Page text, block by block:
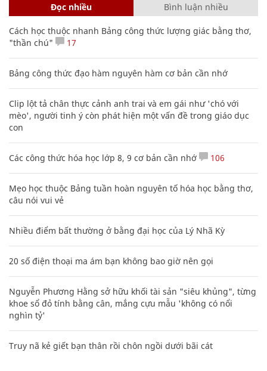
Đọc nhiều Bình luận nhiều
Cách học thuộc nhanh Bảng công thức lượng giác bằng thơ,
"thần chú"
17
Bảng công thức đạo hàm nguyên hàm cơ bản cần nhớ
Clip lột tả chân thực cảnh anh trai và em gái như 'chó với
mèo', người tinh ý còn phát hiện một vấn đề trong giáo dục
con
Các công thức hóa học lớp 8, 9 cơ bản cần nhớ 106
Mẹo học thuộc Bảng tuần hoàn nguyên tố hóa học bằng thơ,
câu nói vui vẻ
Nhiều điểm bất thường ở bằng đại học của Lý Nhã Kỳ
20 số điện thoại ma ám bạn không bao giờ nên gọi
Nguyễn Phương Hằng sở hữu khối tài sản "siêu khủng", từng
khoe sổ đỏ tính bằng cân, mắng cựu mẫu 'không có nổi
nghìn tỷ'
Truy nã kẻ giết bạn thân rồi chôn ngồi dưới bãi cát